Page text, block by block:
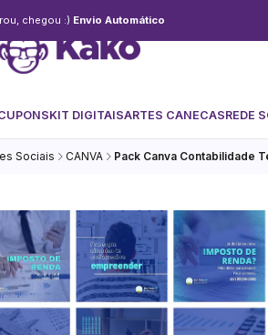
KIT DIGITAISARTES CANECASREDE
chegou :) Envio Automático
Sociais CANVA Pack Canva Contabilidade